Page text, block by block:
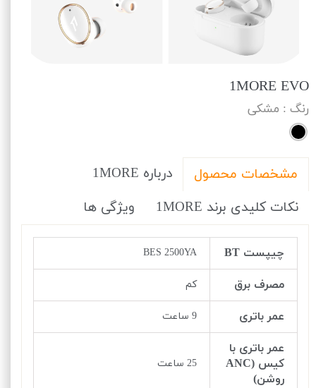
1MORE EVO
رنگ : مشکی
مشخصات محصول
درباره 1MORE
نکات کلیدی برند 1MORE
ویژگی ها
چیپست BT BES 2500YA
مصرف برق کم
عمر باتری 9 ساعت
عمر باتری با
کیس (ANC
روشن)
25 ساعت